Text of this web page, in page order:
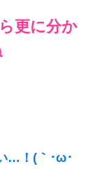
更に分か
…！(｀･ω･